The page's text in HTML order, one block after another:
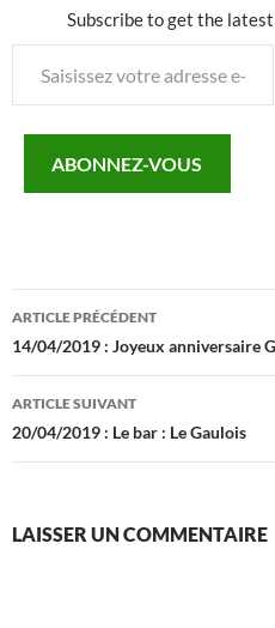
Subscribe to get the
votre
mail…ABONNEZ-VOUS
Navigation
des
articles
ARTICLE PRÉCÉDENT
14/04/2019 : Joyeux anniversaire
ARTICLE SUIVANT
20/04/2019 : Le bar : Le Gaulois
LAISSER UN COMMENTAIRE